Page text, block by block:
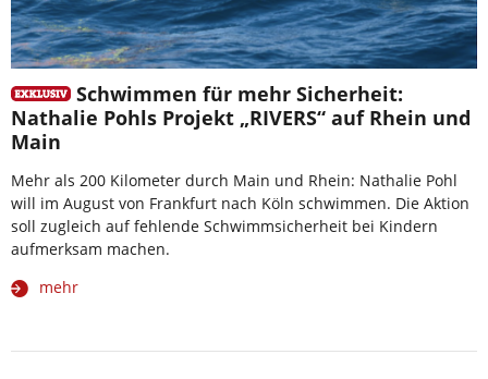
Schwimmen für mehr Sicherheit:
Nathalie Pohls Projekt „RIVERS“ auf Rhein und
Main
Mehr als 200 Kilometer durch Main und Rhein: Nathalie Pohl
will im August von Frankfurt nach Köln schwimmen. Die Aktion
soll zugleich auf fehlende Schwimmsicherheit bei Kindern
aufmerksam machen.
mehr